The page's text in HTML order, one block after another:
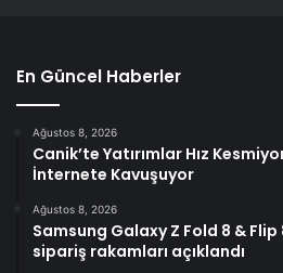
En Güncel Haberler
Ağustos 8, 2026
Canik’te Yatırımlar Hız
İnternete Kavuşuyor
Ağustos 8, 2026
Samsung Galaxy Z Fold 8 &
sipariş rakamları açıklandı